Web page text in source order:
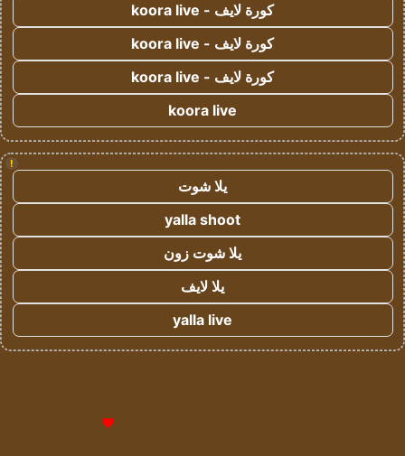
كورة لايف - koora live
كورة لايف - koora live
كورة لايف - koora live
koora live
!
يلا شوت
yalla shoot
يلا شوت زون
يلا لايف
yalla live